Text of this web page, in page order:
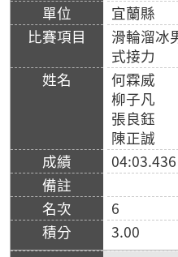
宜蘭縣
滑輪溜冰
式接力
何霖威
柳子凡
張良鈺
陳正誠
04:03.436
6
3.00